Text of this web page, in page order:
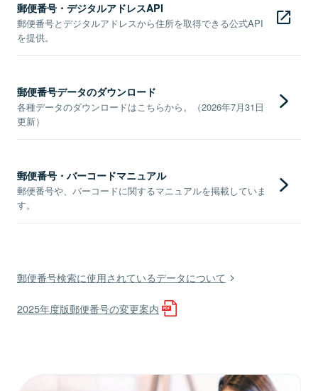
郵便番号・デジタルアドレスAPI
郵便番号とデジタルアドレスから住所を取得できる公式API
を提供。
郵便番号データのダウンロード
各種データのダウンロードはこちらから。（2026年7月31日
更新）
郵便番号・バーコードマニュアル
郵便番号や、バーコードに関するマニュアルを掲載していま
す。
郵便番号検索に使用されているデータについて
2025年度版郵便番号の変更案内